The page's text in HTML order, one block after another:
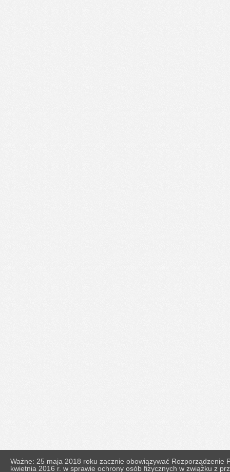
Ważne: 25 maja 2018 roku zacznie obowiązywać
kwietnia 2016 r. w sprawie ochrony osób fizycznych w związku z